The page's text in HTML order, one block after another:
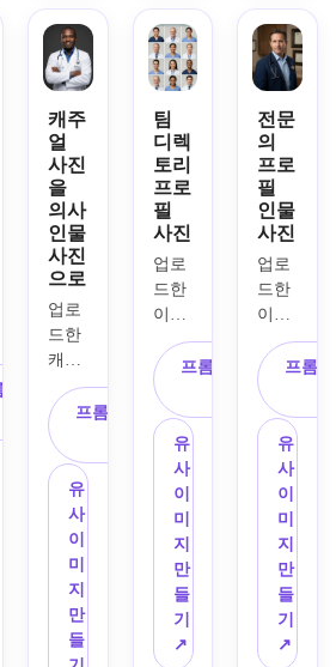
즈니
스 복
장이
나 흰
가운,
또렷
한 얼
굴 디
테일,
신뢰
는 분
위기,
깔끔
한 구
성,
세련
되면
서도
사실
적인
의료
퍼스
널 브
랜딩
자연
스러
운 피
부 디
테일,
친근
한 아
이컨
택,
편안
하고
중립
적인
컬러
팔레
트,
환자
지향
브랜
딩에
적합
한 차
분하
고 친
근한
분위
하세
요.
밝은
토리
얼 조
명,
얼굴
에 초
점이
또렷
하게
맞춰
진 모
습,
흰 가
운 또
는 전
문가
복장,
깨끗
한 구
도,
시원
한 중
립 색
트 복
캐주
얼
사진
을
의사
인물
사진
으로
업로
드한
캐주
얼 인
물 사
진의
얼굴
개성
을 보
존하
면서
의료
전문
가 스
타일
프롬프트 복
유
사
이
미
지
만
들
팀
디렉
토리
프로
필
사진
업로
드한
이미
지를
인물
로 사
용해
일관
된 구
중립
배경,
사실
적인
조명,
자연
프롬프트 복
유
사
이
미
지
만
들
기
↗
전문
의
프로
필
인물
사진
업로
드한
이미
지를
인물
로 사
용해
프리
미엄
인물
사진
조명,
정제
되면
서도
자연
프롬
유
사
이
미
지
만
들
기
↗